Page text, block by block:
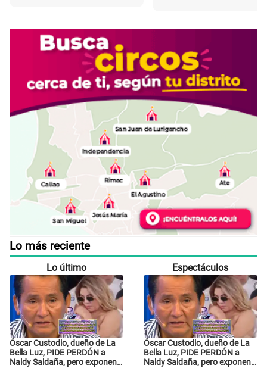
Lo más reciente
Lo último
Óscar Custodio, dueño de La
Bella Luz, PIDE PERDÓN a
Naldy Saldaña, pero exponen
Espectáculos
Óscar Custodio, dueño de La
Bella Luz, PIDE PERDÓN a
Naldy Saldaña, pero exponen